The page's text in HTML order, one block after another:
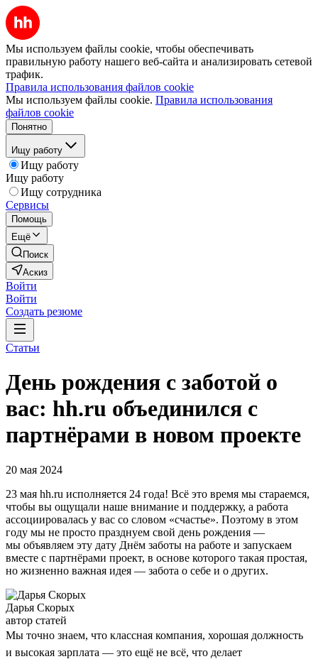
Мы используем файлы cookie, чтобы обеспечивать
правильную работу нашего веб-сайта и анализировать сетевой
трафик.
Правила использования файлов cookie
Мы используем файлы cookie. Правила использования
файлов cookie
Понятно
Ищу работу
Ищу работу
Ищу работу
Ищу сотрудника
Сервисы
Помощь
Ещё
Поиск
Аскиз
Войти
Войти
Создать резюме
Статьи
День рождения с заботой о
вас: hh.ru объединился с
партнёрами в новом проекте
20 мая 2024
23 мая hh.ru исполняется 24 года! Всё это время мы стараемся,
чтобы вы ощущали наше внимание и поддержку, а работа
ассоциировалась у вас со словом «счастье». Поэтому в этом
году мы не просто празднуем свой день рождения —
мы объявляем эту дату Днём заботы на работе и запускаем
вместе с партнёрами проект, в основе которого такая простая,
но жизненно важная идея — забота о себе и о других.
Дарья Скорых
автор статей
Мы точно знаем, что классная компания, хорошая должность
и высокая зарплата — это ещё не всё, что делает